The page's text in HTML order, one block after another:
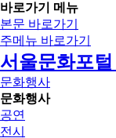
바로가기 메뉴
본문 바로가기
주메뉴 바로가기
서울문화포
문화행사
문화행사
공연
전시